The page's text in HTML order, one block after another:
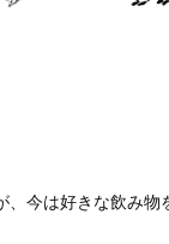
今は好きな飲み物